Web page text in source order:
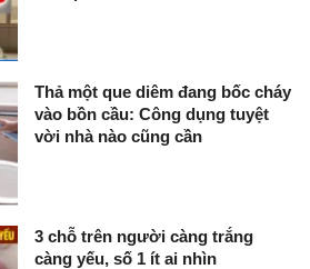
Thả một que diêm đang bốc cháy
vào bồn cầu: Công dụng tuyệt
vời nhà nào cũng cần
3 chỗ trên người càng trắng
càng yếu, số 1 ít ai nhìn